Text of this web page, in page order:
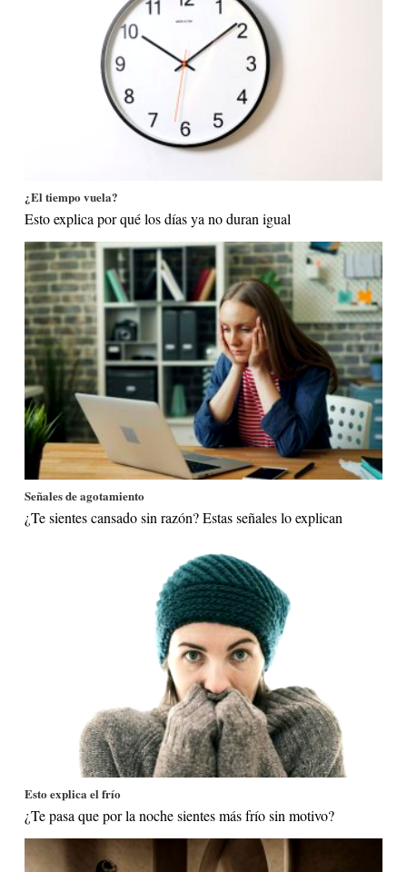
¿El tiempo vuela?
Esto explica por qué los días ya no duran igual
Señales de agotamiento
¿Te sientes cansado sin razón? Estas señales lo explican
Esto explica el frío
¿Te pasa que por la noche sientes más frío sin motivo?